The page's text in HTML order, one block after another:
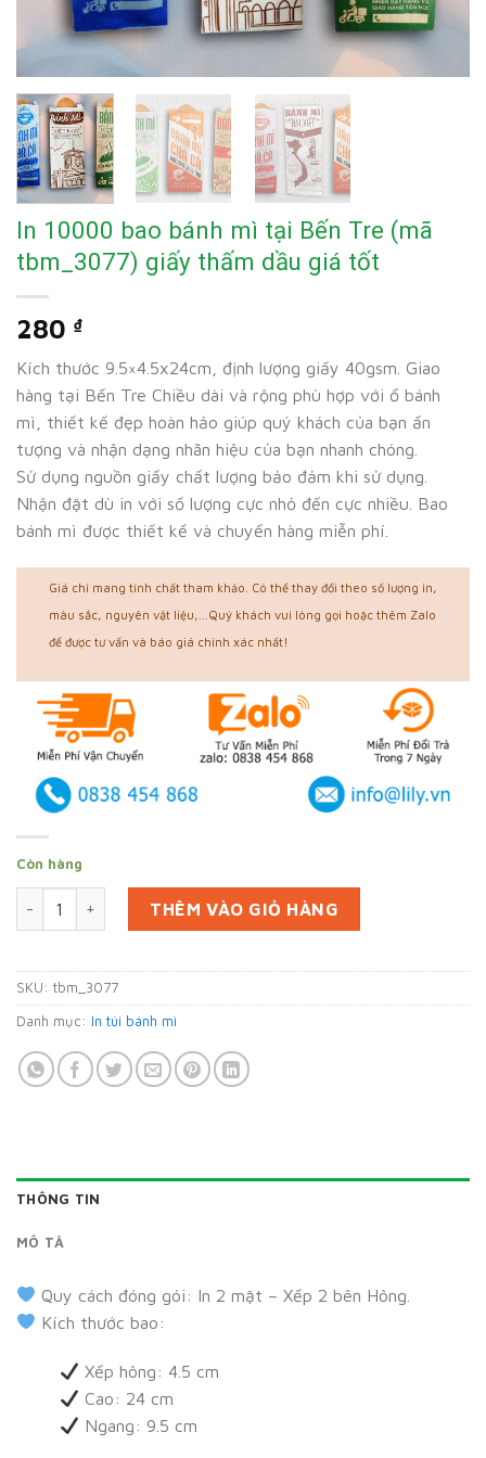
In 10000 bao bánh mì tại Bến Tre (mã
tbm_3077) giấy thấm dầu giá tốt
280 ₫
Kích thước 9.5×4.5x24cm, định lượng giấy 40gsm. Giao
hàng tại Bến Tre Chiều dài và rộng phù hợp với ổ bánh
mì, thiết kế đẹp hoàn hảo giúp quý khách của bạn ấn
tượng và nhận dạng nhãn hiệu của bạn nhanh chóng.
Sử dụng nguồn giấy chất lượng bảo đảm khi sử dụng.
Nhận đặt dù in với số lượng cực nhỏ đến cực nhiều. Bao
bánh mì được thiết kế và chuyển hàng miễn phí.
Giá chỉ mang tính chất tham khảo. Có thể thay đổi theo số lượng in,
màu sắc, nguyên vật liệu,...Quý khách vui lòng gọi hoặc thêm Zalo
để được tư vấn và báo giá chính xác nhất!
Còn hàng
In 10000 bao bánh mì tại Bến Tre (mã tbm_3077) giấy
THÊM VÀO GIỎ HÀNG
SKU: tbm_3077
Danh mục: In túi bánh mì
THÔNG TIN
MÔ TẢ
Quy cách đóng gói: In 2 mặt – Xếp 2 bên Hông.
Kích thước bao:
Xếp hông: 4.5 cm
Cao: 24 cm
Ngang: 9.5 cm